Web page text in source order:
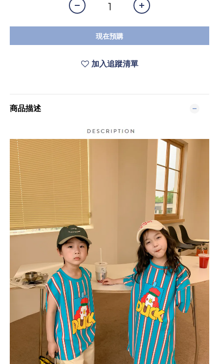
現在預購
加入追蹤清單
商品描述